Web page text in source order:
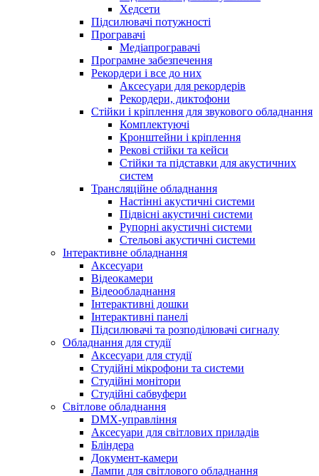
Хедсети
Підсилювачі потужності
Програвачі
Медіапрогравачі
Програмне забезпечення
Рекордери і все до них
Аксесуари для рекордерів
Рекордери, диктофони
Стійки і кріплення для звукового обладнання
Комплектуючі
Кронштейни і кріплення
Рекові стійки та кейси
Стійки та підставки для акустичних
систем
Трансляційне обладнання
Настінні акустичні системи
Підвісні акустичні системи
Рупорні акустичні системи
Стельові акустичні системи
Інтерактивне обладнання
Аксесуари
Відеокамери
Відеообладнання
Інтерактивні дошки
Інтерактивні панелі
Підсилювачі та розподілювачі сигналу
Обладнання для студії
Аксесуари для студії
Студійні мікрофони та системи
Студійні монітори
Студійні сабвуфери
Світлове обладнання
DMX-управління
Аксесуари для світлових приладів
Бліндера
Документ-камери
Лампи для світлового обладнання